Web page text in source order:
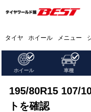
タイヤ ホイール メニュー
ホイール 車種
195/80R15 107/
トを確認